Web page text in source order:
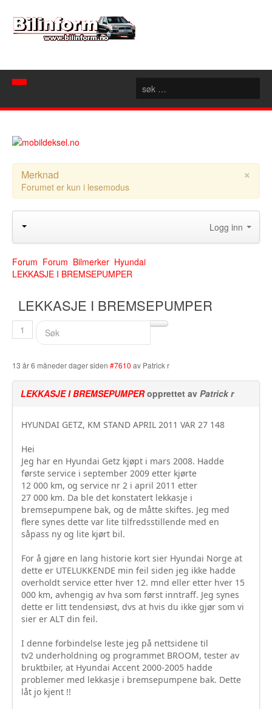
Spør mekanikeren
Nyheter
Artikler
Konseptbiler
Nyttige sider
Bilforhandlere
Aust Agder
Bilmerke sider
Finnmark
Hordaland
Nord Trøndelag
Nordland
Oslo
Oppland
Rogaland
Sogn og Fjordane
Troms
Telemark
Sør Trøndelag
Nordland
Vest Agder
Vestfold
Forum
×
Merknad
Forumet er kun i lesemodus
Logg inn
Forum Forum Bilmerker Hyundai
LEKKASJE I BREMSEPUMPER
LEKKASJE I BREMSEPUMPER
1
13 år 6 måneder dager siden #7610 av Patrick r
LEKKASJE I BREMSEPUMPERopprettet av Patrick r
HYUNDAI GETZ, KM STAND APRIL 2011 VAR 27 148
Hei
Jeg har en Hyundai Getz kjøpt i mars 2008. Hadde
første service i september 2009 etter kjørte
12 000 km, og service nr 2 i april 2011 etter
27 000 km. Da ble det konstatert lekkasje i
bremsepumpene bak, og de måtte skiftes. Jeg med
flere synes dette var lite tilfredsstillende med en
såpass ny og lite kjørt bil.
For å gjøre en lang historie kort sier Hyundai Norge at
dette er UTELUKKENDE min feil siden jeg ikke hadde
overholdt service etter hver 12. mnd eller etter hver 15
000 km, avhengig av hva som først inntraff. Jeg synes
dette er litt tendensiøst, dvs at hvis du ikke gjør som vi
sier er ALT din feil.
I denne forbindelse leste jeg på nettsidene til
tv2 underholdning og programmet BROOM, tester av
bruktbiler, at Hyundai Accent 2000-2005 hadde
problemer med lekkasje i bremsepumpene bak. Dette
låt jo kjent !!